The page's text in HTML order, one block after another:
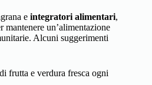
e integratori alimentari,
un’alimentazione
Alcuni suggerimenti
frutta e verdura fresca ogni